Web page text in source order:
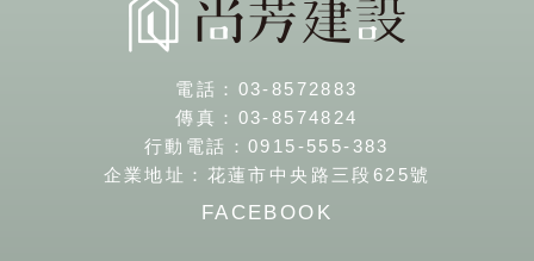
電話： 03-8572883
傳真： 03-8574824
行動電話：0915-555-383
企業地址： 花蓮市中央路三段625號
FACEBOOK